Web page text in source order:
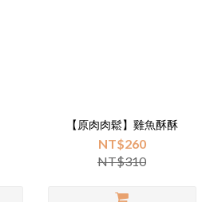
【原肉肉鬆】雞魚酥酥
NT$260
NT$310